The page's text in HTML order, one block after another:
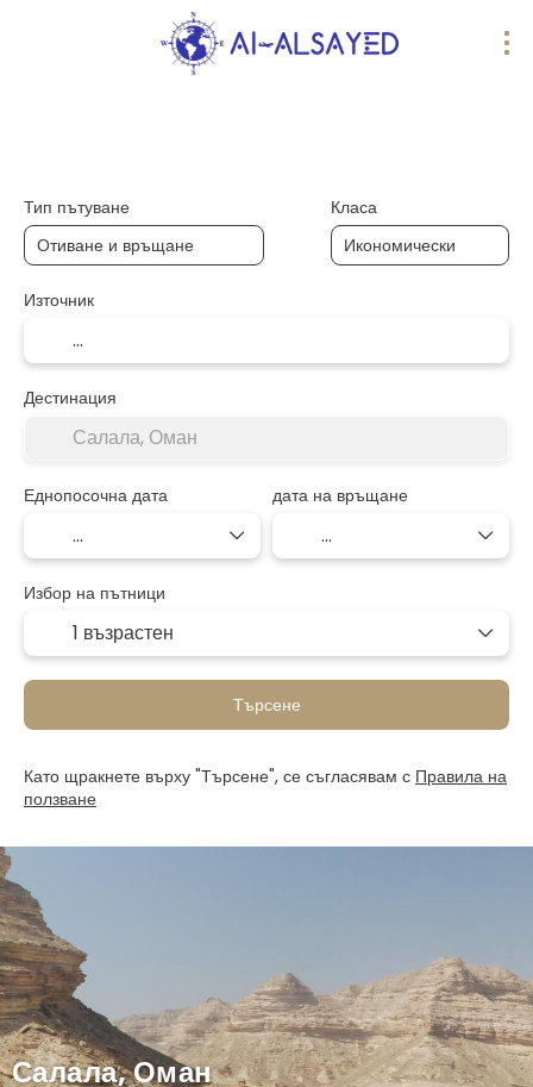
Салала, Оман
Тип пътуване Класа
Източник
Дестинация
Еднопосочна дата дата на връщане
Избор на пътници
1 възрастен
Търсене
Като щракнете върху "Търсене", се съгласявам с Правила на
ползване